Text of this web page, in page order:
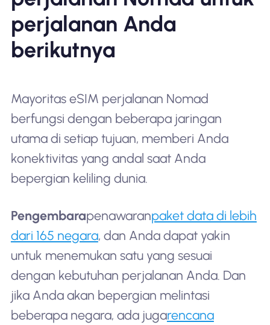
perjalanan Anda
berikutnya
Mayoritas eSIM perjalanan Nomad
berfungsi dengan beberapa jaringan
utama di setiap tujuan, memberi Anda
konektivitas yang andal saat Anda
bepergian keliling dunia.
Pengembarapenawaranpaket data di lebih
dari 165 negara, dan Anda dapat yakin
untuk menemukan satu yang sesuai
dengan kebutuhan perjalanan Anda. Dan
jika Anda akan bepergian melintasi
beberapa negara, ada jugarencana